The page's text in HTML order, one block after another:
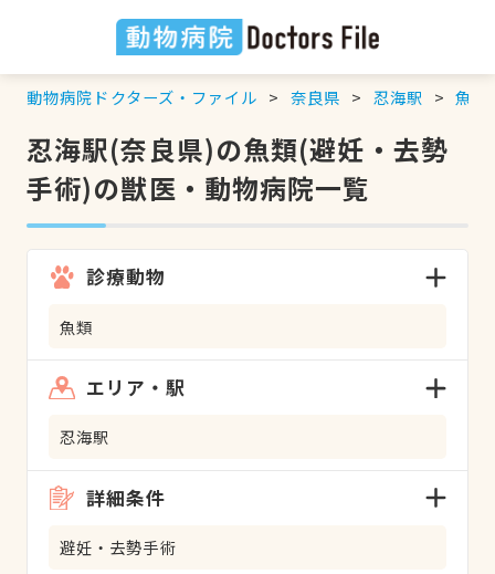
動物病院ドクターズ・ファイル 奈良県 忍海駅 魚類
忍海駅(奈良県)の魚類(避妊・去勢
手術)の獣医・動物病院一覧
診療動物
魚類
エリア・駅
忍海駅
詳細条件
避妊・去勢手術